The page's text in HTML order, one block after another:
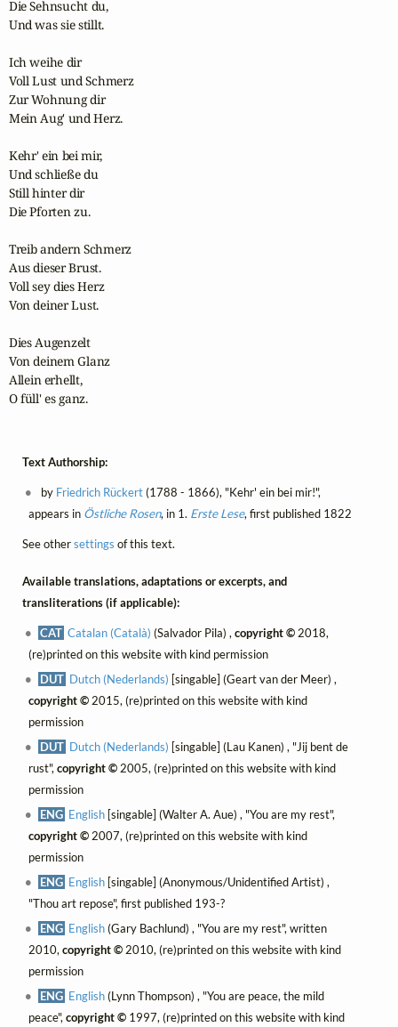
Die Sehnsucht du,
Und was sie stillt.
Ich weihe dir
Voll Lust und Schmerz
Zur Wohnung dir
Mein Aug' und Herz.
Kehr' ein bei mir,
Und schließe du
Still hinter dir
Die Pforten zu.
Treib andern Schmerz
Aus dieser Brust.
Voll sey dies Herz
Von deiner Lust.
Dies Augenzelt
Von deinem Glanz
Allein erhellt,
O füll' es ganz.
Text Authorship:
by Friedrich Rückert(1788 - 1866), "Kehr' ein bei mir!",
appears in Östliche Rosen, in 1. Erste Lese, first published 1822
See othersettings of this text.
Available translations, adaptations or excerpts, and
transliterations (if applicable):
CAT Catalan (Català) (Salvador Pila) ,copyright © 2018,
(re)printed on this website with kind permission
DUT Dutch (Nederlands) [singable] (Geart van der Meer) ,
copyright ©2015, (re)printed on this website with kind
permission
DUT Dutch (Nederlands) [singable] (Lau Kanen) , "Jij bent de
rust", copyright ©2005, (re)printed on this website with kind
permission
ENG English [singable] (Walter A. Aue) , "You are my rest",
copyright ©2007, (re)printed on this website with kind
permission
ENG English [singable] (Anonymous/Unidentified Artist) ,
"Thou art repose", first published 193-?
ENG English(Gary Bachlund) , "You are my rest", written
2010,copyright ©2010, (re)printed on this website with kind
permission
ENG English(Lynn Thompson) , "You are peace, the mild
peace",copyright ©1997, (re)printed on this website with kind